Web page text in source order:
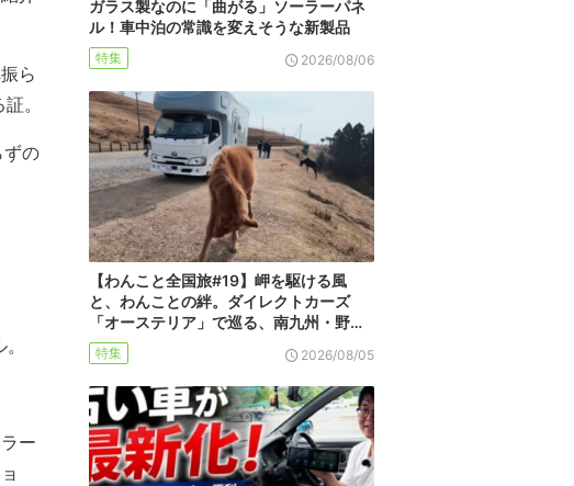
ら
。
ずの
ー
ガラス製なのに「曲がる」ソーラーパネ
ル！車中泊の常識を変えそうな新製品
特集 2026/08/06
【わんこと全国旅#19】岬を駆ける風
と、わんことの絆。ダイレクトカーズ
「オーステリア」で巡る、南九州・野…
特集 2026/08/05